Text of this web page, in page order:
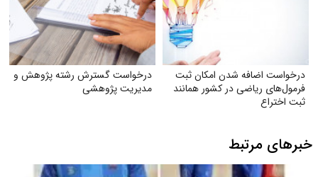
درخواست اضافه شدن امکان ثبت
فرمول‌های ریاضی در کشور همانند
ثبت اختراع
درخواست گسترش رشته پژوهش و
مدیریت پژوهشی
خبرهای مرتبط